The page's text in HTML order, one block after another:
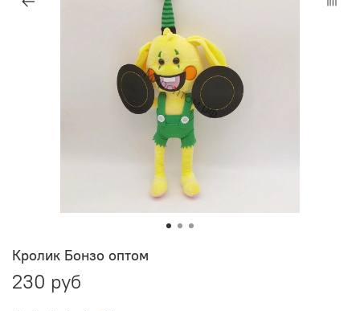
Кролик Бонзо оптом
230 руб